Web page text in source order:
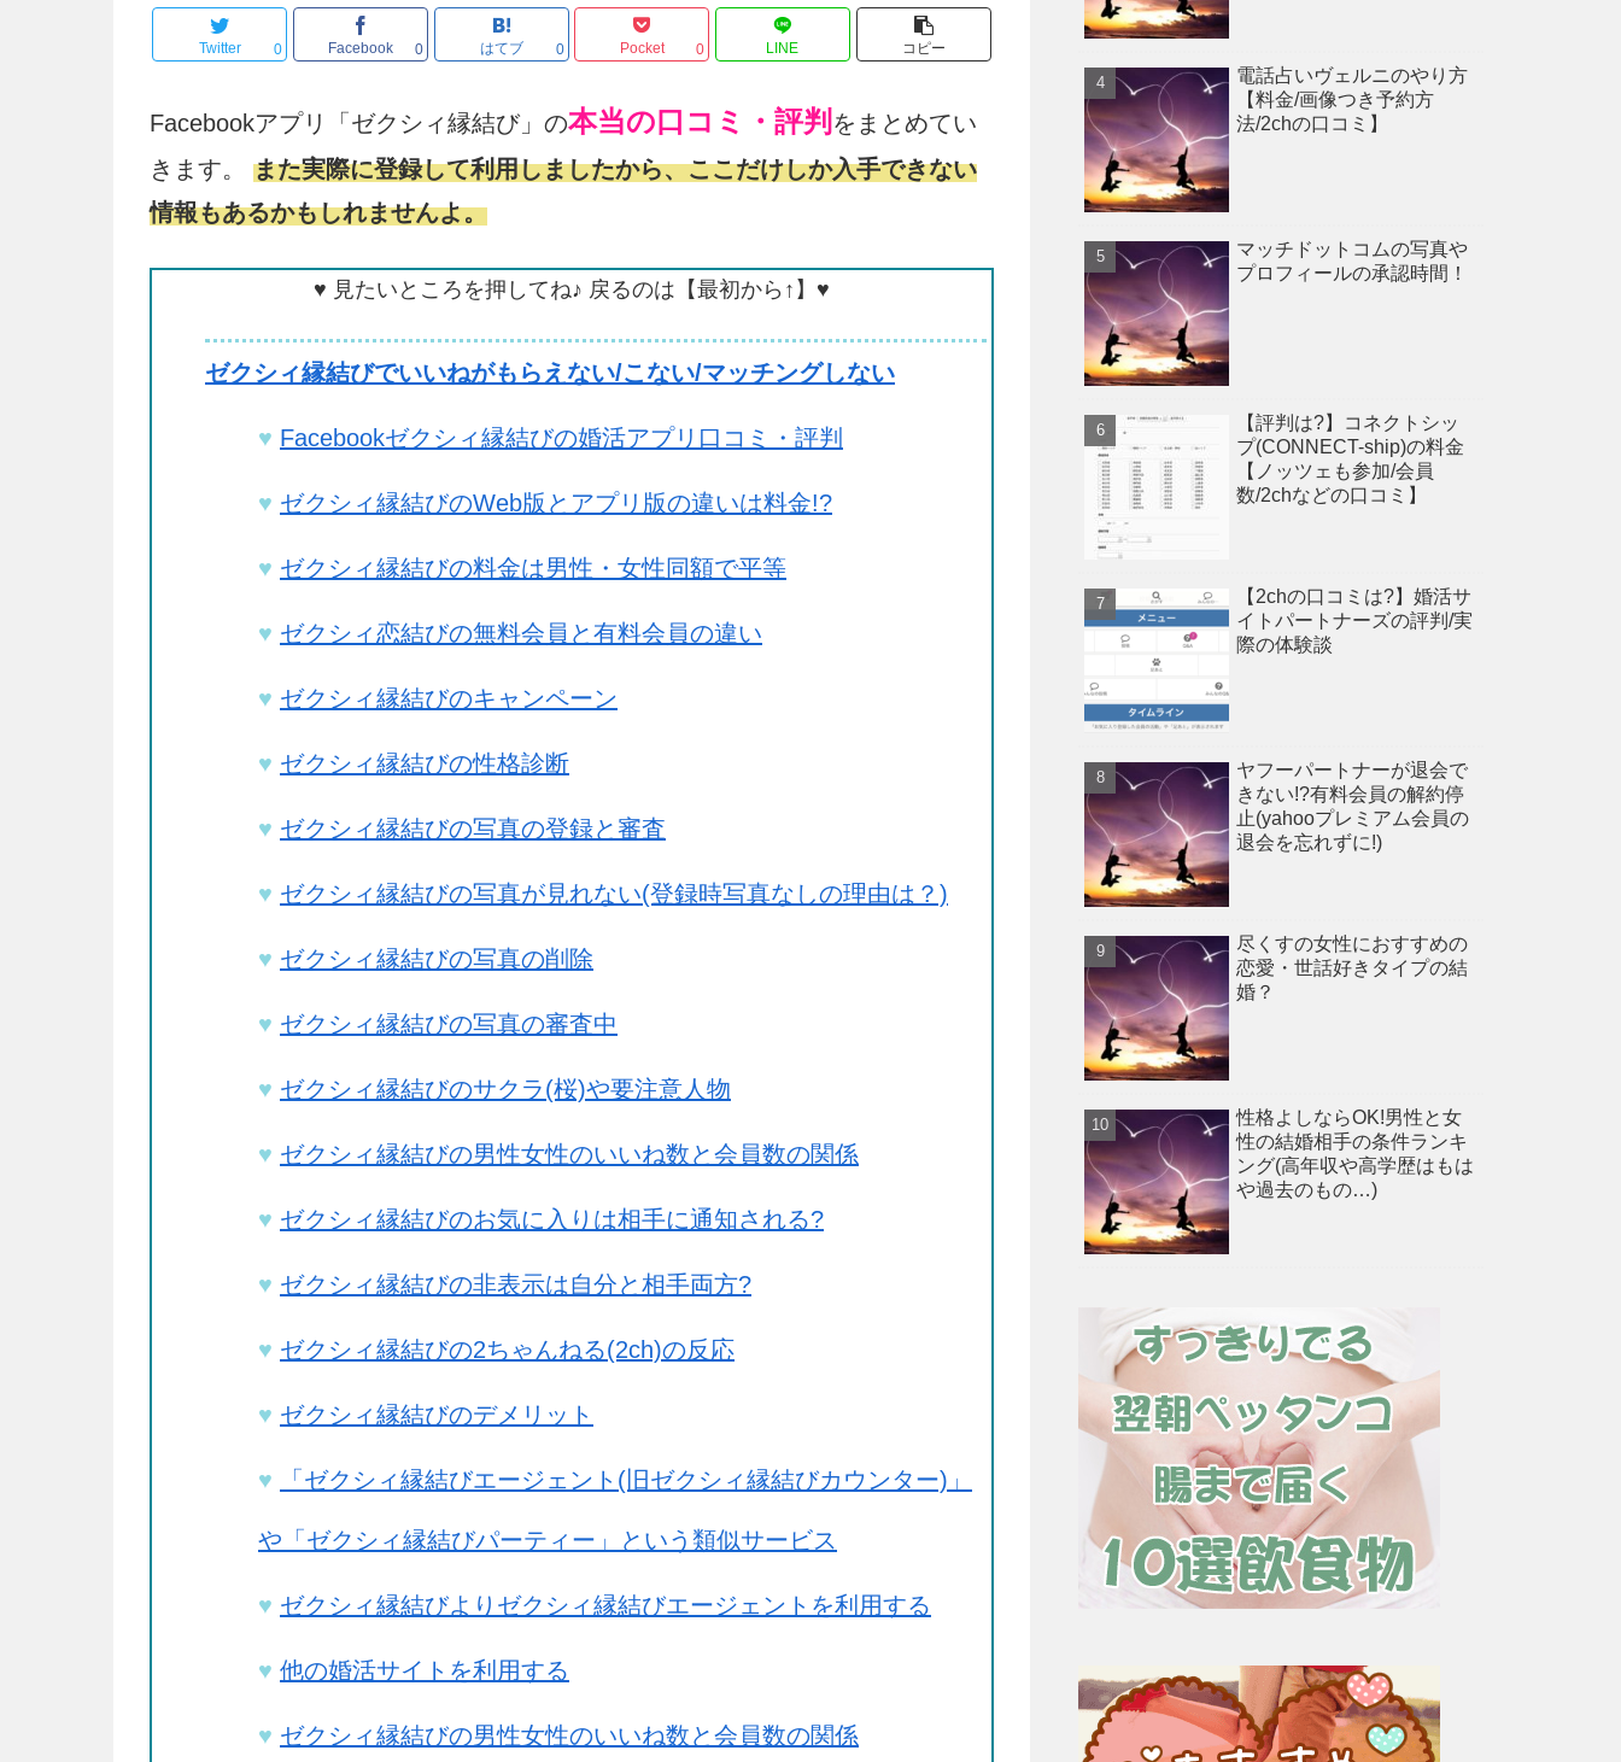
Twitter 0 Facebook 0 はてブ 0 Pocket 0 LINE コピー
Facebookアプリ「ゼクシィ縁結び」の本当の口コミ・評判 をまとめてい
きます。 また実際に登録して利用しましたから、ここだけしか入手できない
情報もあるかもしれませんよ。
♥ 見たいところを押してね♪ 戻るのは【最初から↑】♥
ゼクシィ縁結びでいいねがもらえない/こない/マッチングしない
Facebookゼクシィ縁結びの婚活アプリ口コミ・評判
ゼクシィ縁結びのWeb版とアプリ版の違いは料金!?
ゼクシィ縁結びの料金は男性・女性同額で平等
ゼクシィ恋結びの無料会員と有料会員の違い
ゼクシィ縁結びのキャンペーン
ゼクシィ縁結びの性格診断
ゼクシィ縁結びの写真の登録と審査
ゼクシィ縁結びの写真が見れない(登録時写真なしの理由は？)
ゼクシィ縁結びの写真の削除
ゼクシィ縁結びの写真の審査中
ゼクシィ縁結びのサクラ(桜)や要注意人物
ゼクシィ縁結びの男性女性のいいね数と会員数の関係
ゼクシィ縁結びのお気に入りは相手に通知される?
ゼクシィ縁結びの非表示は自分と相手両方?
ゼクシィ縁結びの2ちゃんねる(2ch)の反応
ゼクシィ縁結びのデメリット
「ゼクシィ縁結びエージェント(旧ゼクシィ縁結びカウンター)」
や「ゼクシィ縁結びパーティー」という類似サービス
ゼクシィ縁結びよりゼクシィ縁結びエージェントを利用する
他の婚活サイトを利用する
ゼクシィ縁結びの男性女性のいいね数と会員数の関係
電話占いヴェルニのやり方
【料金/画像つき予約方
法/2chの口コミ】
マッチドットコムの写真や
プロフィールの承認時間！
【評判は?】コネクトシッ
プ(CONNECT-ship)の料金
【ノッツェも参加/会員
数/2chなどの口コミ】
【2chの口コミは?】婚活サ
イトパートナーズの評判/実
際の体験談
ヤフーパートナーが退会で
きない!?有料会員の解約停
止(yahooプレミアム会員の
退会を忘れずに!)
尽くすの女性におすすめの
恋愛・世話好きタイプの結
婚？
性格よしならOK!男性と女
性の結婚相手の条件ランキ
ング(高年収や高学歴はもは
や過去のもの…)